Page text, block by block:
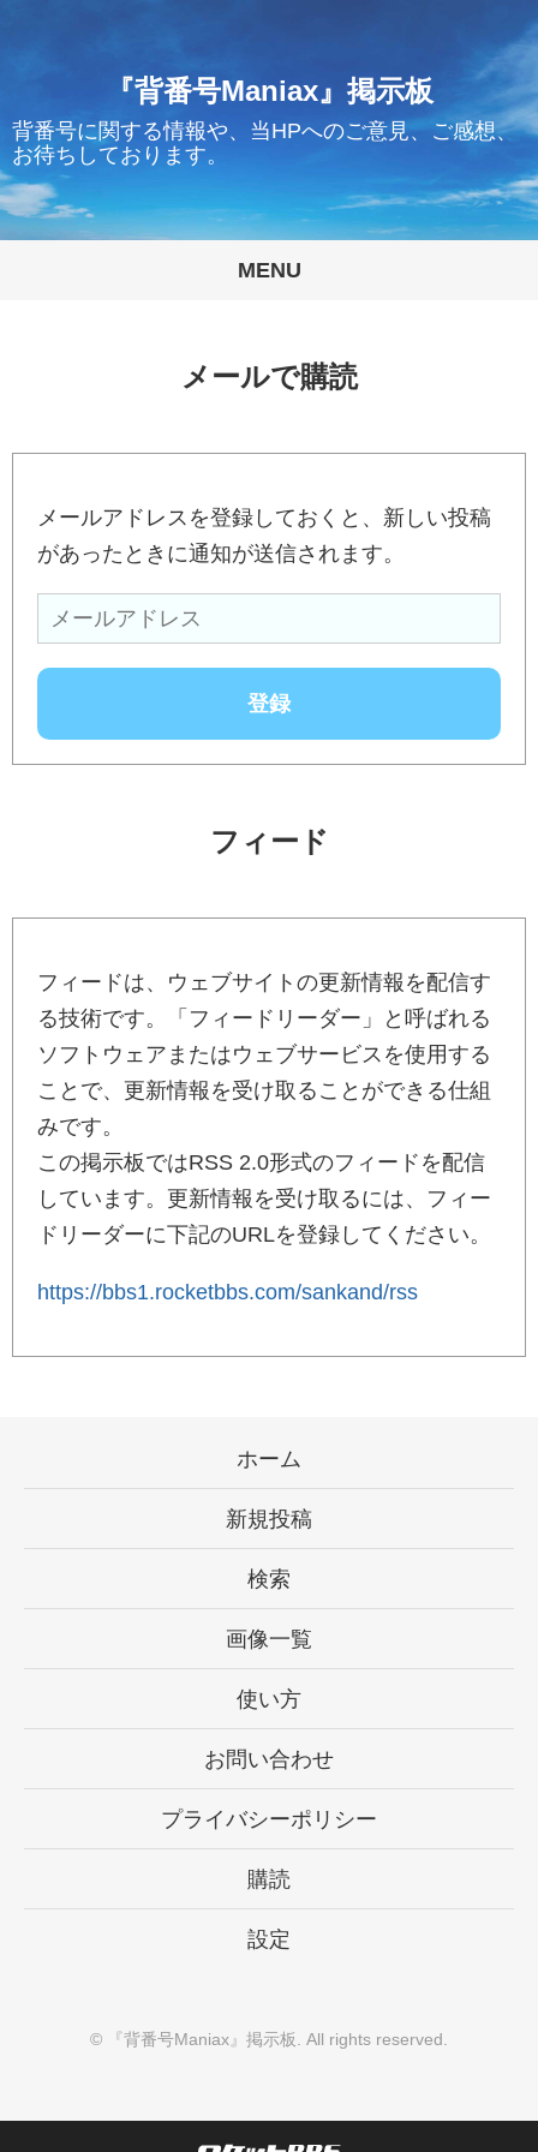
『背番号Maniax』掲示板
背番号に関する情報や、当HPへのご意見、ご感想、
お待ちしております。
MENU
メールで購読
メールアドレスを登録しておくと、新しい投稿
があったときに通知が送信されます。
フィード
フィードは、ウェブサイトの更新情報を配信す
る技術です。「フィードリーダー」と呼ばれる
ソフトウェアまたはウェブサービスを使用する
ことで、更新情報を受け取ることができる仕組
みです。
この掲示板ではRSS 2.0形式のフィードを配信
しています。更新情報を受け取るには、フィー
ドリーダーに下記のURLを登録してください。
https://bbs1.rocketbbs.com/sankand/rss
ホーム
新規投稿
検索
画像一覧
使い方
お問い合わせ
プライバシーポリシー
購読
設定
© 『背番号Maniax』掲示板 . All rights reserved.